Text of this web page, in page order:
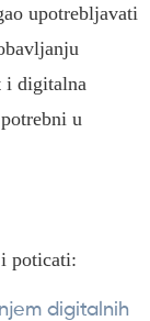
upotrebljavati
i digitalna
u
poticati:
digitalnih